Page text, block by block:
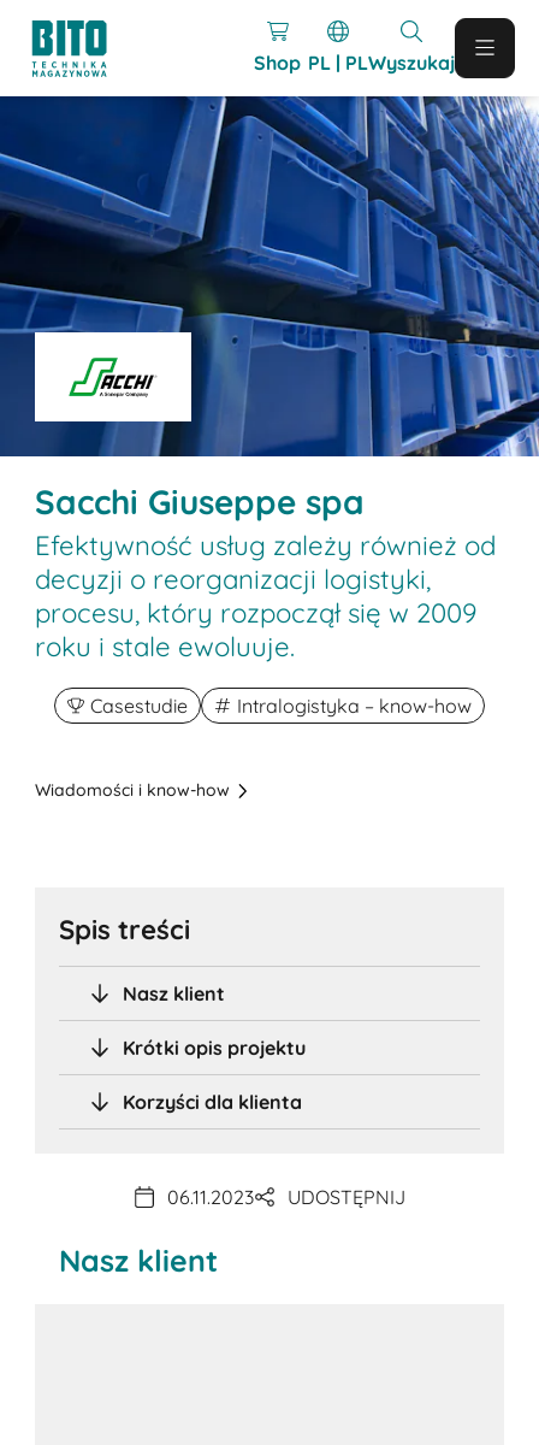
Shop PL | PLWyszukaj
Sacchi Giuseppe spa
Efektywność usług zależy również od
decyzji o reorganizacji logistyki,
procesu, który rozpoczął się w 2009
roku i stale ewoluuje.
Casestudie Intralogistyka – know-how
Wiadomości i know-how
Spis treści
Nasz klient
Krótki opis projektu
Korzyści dla klienta
06.11.2023 UDOSTĘPNIJ
Nasz klient